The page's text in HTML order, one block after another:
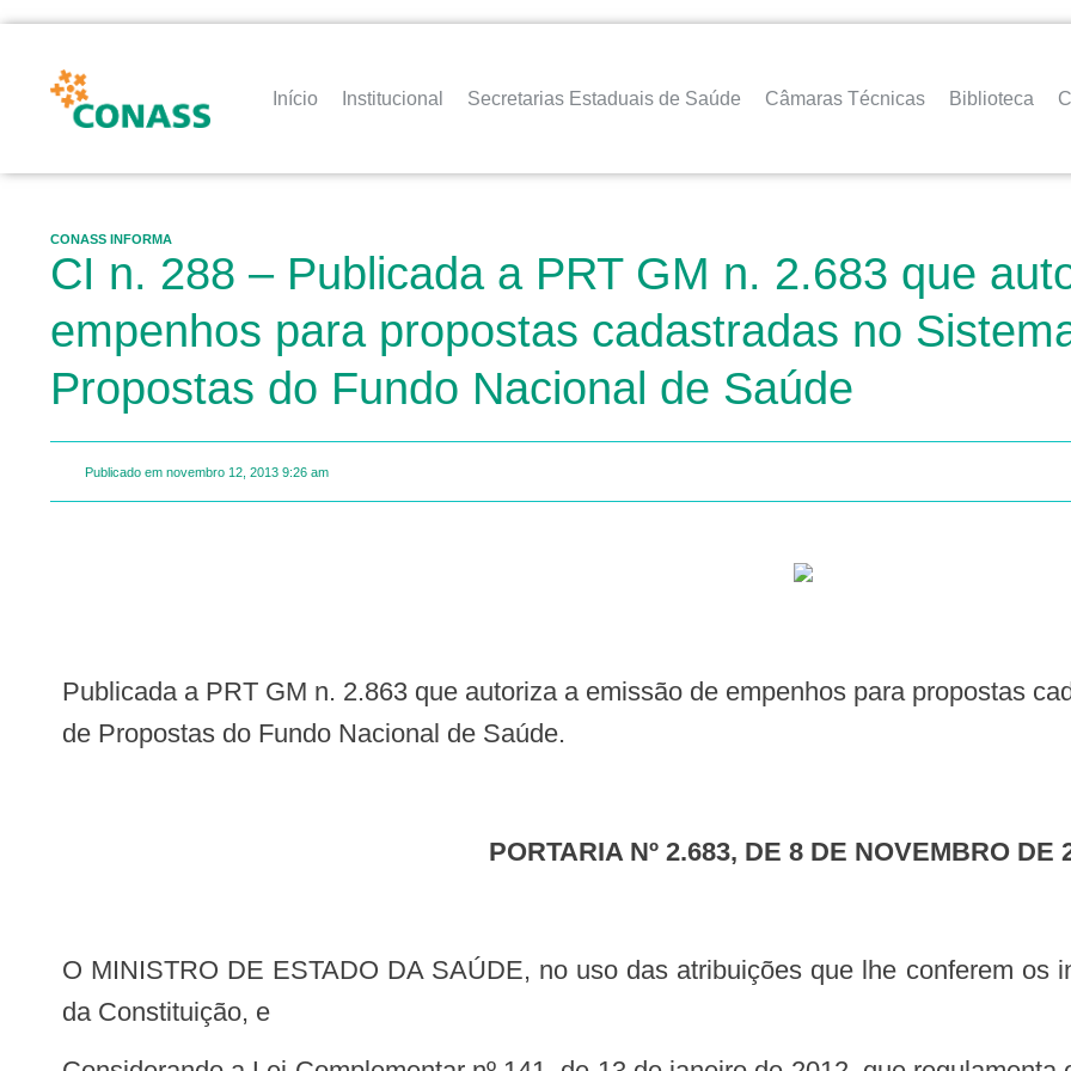
Início Institucional Secretarias Estaduais de Saúde Câmaras Técnicas Biblioteca
CONASS INFORMA
CI n. 288 – Publicada a PRT GM n. 2.683 que
empenhos para propostas cadastradas no
Propostas do Fundo Nacional de Saúde
Publicado em novembro 12, 2013 9:26 am
Publicada a PRT GM n. 2.863 que autoriza a emissão de empenhos para propostas cadastradas no Sistema de Cadastramento
de Propostas do Fundo Nacional de Saúde.
PORTARIA Nº 2.683, DE 8 DE NOVEMBRO DE
O MINISTRO DE ESTADO DA SAÚDE, no uso das atribuições que lhe conferem os incisos I e II do parágrafo único do art. 87
da Constituição, e